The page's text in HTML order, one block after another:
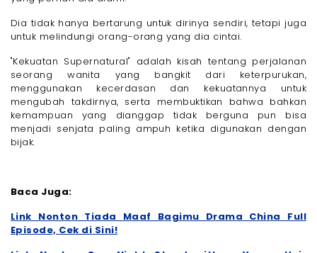
Dia tidak hanya bertarung untuk dirinya sendiri, tetapi juga
untuk melindungi orang-orang yang dia cintai.
"Kekuatan Supernatural" adalah kisah tentang perjalanan
seorang wanita yang bangkit dari keterpurukan,
menggunakan kecerdasan dan kekuatannya untuk
mengubah takdirnya, serta membuktikan bahwa bahkan
kemampuan yang dianggap tidak berguna pun bisa
menjadi senjata paling ampuh ketika digunakan dengan
bijak.
Baca Juga:
Link Nonton Tiada Maaf Bagimu Drama China Full
Episode, Cek di Sini!